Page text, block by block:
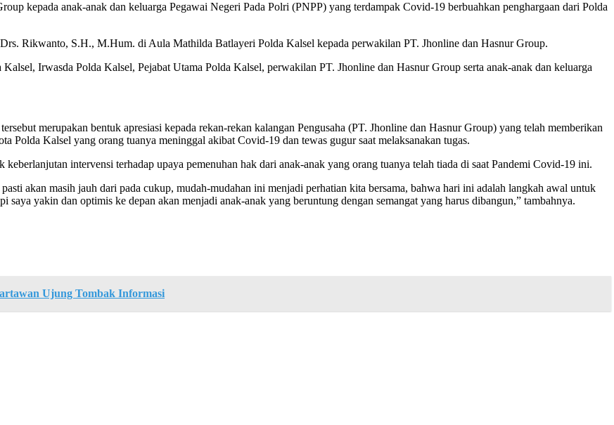
kepada anak-anak dan keluarga Pegawai Negeri Pada Polri (PNPP) yang terdampak Covid-19 berbuahkan penghargaan dari Polda
Rikwanto, S.H., M.Hum. di Aula Mathilda Batlayeri Polda Kalsel kepada perwakilan PT. Jhonline dan Hasnur Group.
Irwasda Polda Kalsel, Pejabat Utama Polda Kalsel, perwakilan PT. Jhonline dan Hasnur Group serta anak-anak dan keluarga
merupakan bentuk apresiasi kepada rekan-rekan kalangan Pengusaha (PT. Jhonline dan Hasnur Group) yang telah memberikan
Polda Kalsel yang orang tuanya meninggal akibat Covid-19 dan tewas gugur saat melaksanakan tugas.
intervensi terhadap upaya pemenuhan hak dari anak-anak yang orang tuanya telah tiada di saat Pandemi Covid-19 ini.
akan masih jauh dari pada cukup, mudah-mudahan ini menjadi perhatian kita bersama, bahwa hari ini adalah langkah awal untuk
yakin dan optimis ke depan akan menjadi anak-anak yang beruntung dengan semangat yang harus dibangun,” tambahnya.
Ujung Tombak Informasi